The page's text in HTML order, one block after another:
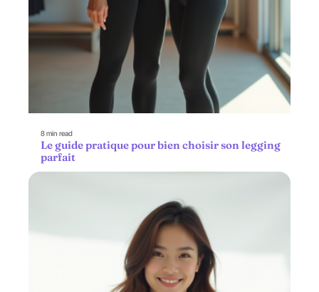
8 min read
Le guide pratique pour bien choisir son legging
parfait